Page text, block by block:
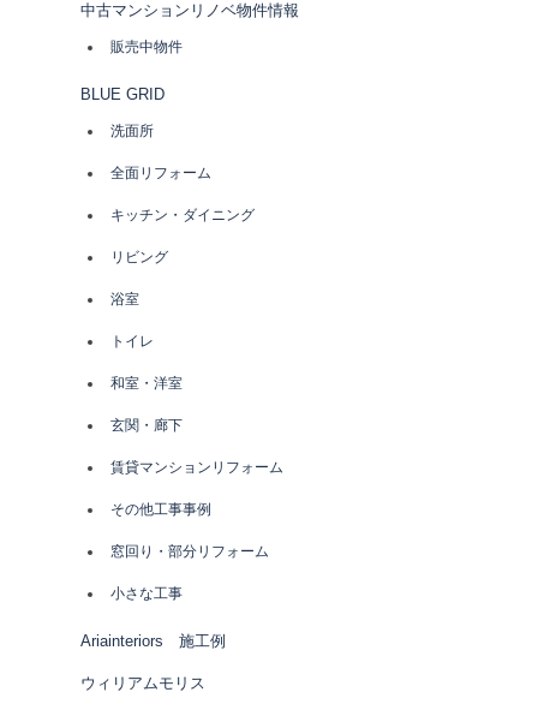
中古マンションリノベ物件情報
販売中物件
BLUE GRID
洗面所
全面リフォーム
キッチン・ダイニング
リビング
浴室
トイレ
和室・洋室
玄関・廊下
賃貸マンションリフォーム
その他工事事例
窓回り・部分リフォーム
小さな工事
Ariainteriors 施工例
ウィリアムモリス